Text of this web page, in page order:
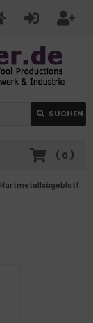
SUCHEN
( 0 )
Hartmetallsägeblatt